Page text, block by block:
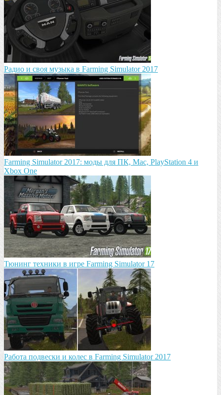
Радио и своя музыка в Farming Simulator 2017
Farming Simulator 2017: моды для ПК, Mac, PlayStation 4 и
Xbox One
Тюнинг техники в игре Farming Simulator 17
Работа подвески и колес в Farming Simulator 2017